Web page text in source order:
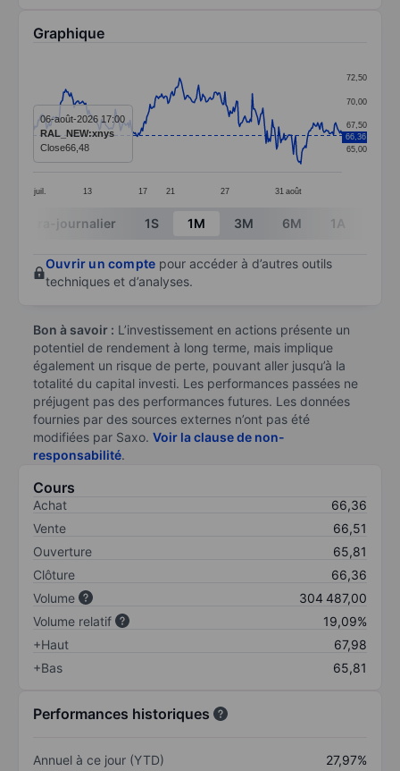
Graphique
Line chart with 294 data points.
The chart has 1 X axis displaying categories.
The chart has 1 Y axis displaying values. Data
juil. 13 17 21 27 31 août
65,00
67,50
70,00
72,50
66,36
06-août-2026 17:00
RAL_NEW:xnys
Close66,48
End of interactive chart.
Intra-journalier 1S 1M 3M 6M 1A
Ouvrir un compte pour accéder à d’autres outils
techniques et d’analyses.
Bon à savoir : L’investissement en actions présente un
potentiel de rendement à long terme, mais implique
également un risque de perte, pouvant aller jusqu’à la
totalité du capital investi. Les performances passées ne
préjugent pas des performances futures. Les données
fournies par des sources externes n’ont pas été
modifiées par Saxo. Voir la clause de non-
responsabilité.
Cours
Achat
66,36
Vente
66,51
Ouverture
65,81
Clôture
66,36
Volume
304 487,00
Volume relatif
19,09%
+Haut
67,98
+Bas
65,81
Performances historiques
Annuel à ce jour (YTD)
27,97%